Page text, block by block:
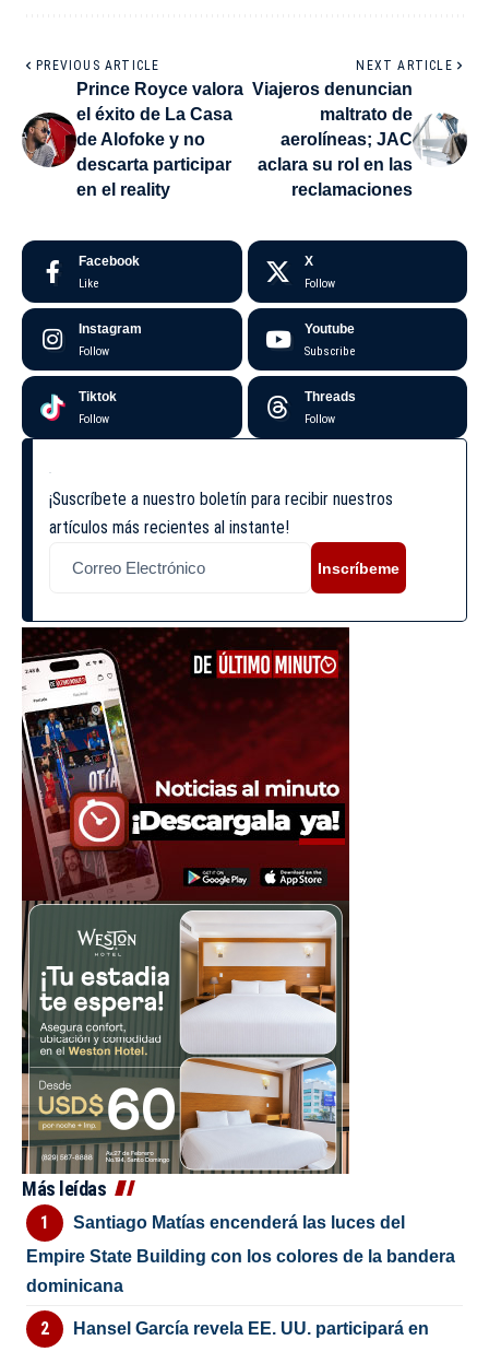
PREVIOUS ARTICLE
Prince Royce valora
el éxito de La Casa
de Alofoke y no
descarta participar
en el reality
NEXT ARTICLE
Viajeros denuncian
maltrato de
aerolíneas; JAC
aclara su rol en las
reclamaciones
Facebook
Like
X
Follow
Instagram
Follow
Youtube
Subscribe
Tiktok
Follow
Threads
Follow
¡Suscríbete a nuestro boletín para recibir nuestros
artículos más recientes al instante!
Inscríbeme
Más leídas
Santiago Matías encenderá las luces del
Empire State Building con los colores de la bandera
dominicana
Hansel García revela EE. UU. participará en